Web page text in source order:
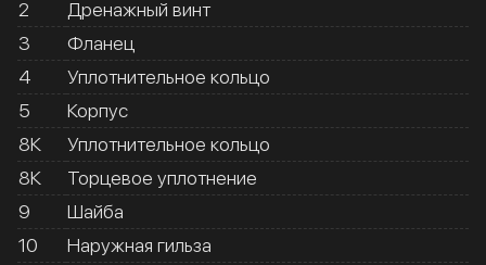
2
Дренажный винт
3
Фланец
4
Уплотнительное кольцо
5
Корпус
8К
Уплотнительное кольцо
8К
Торцевое уплотнение
9
Шайба
10
Наружная гильза